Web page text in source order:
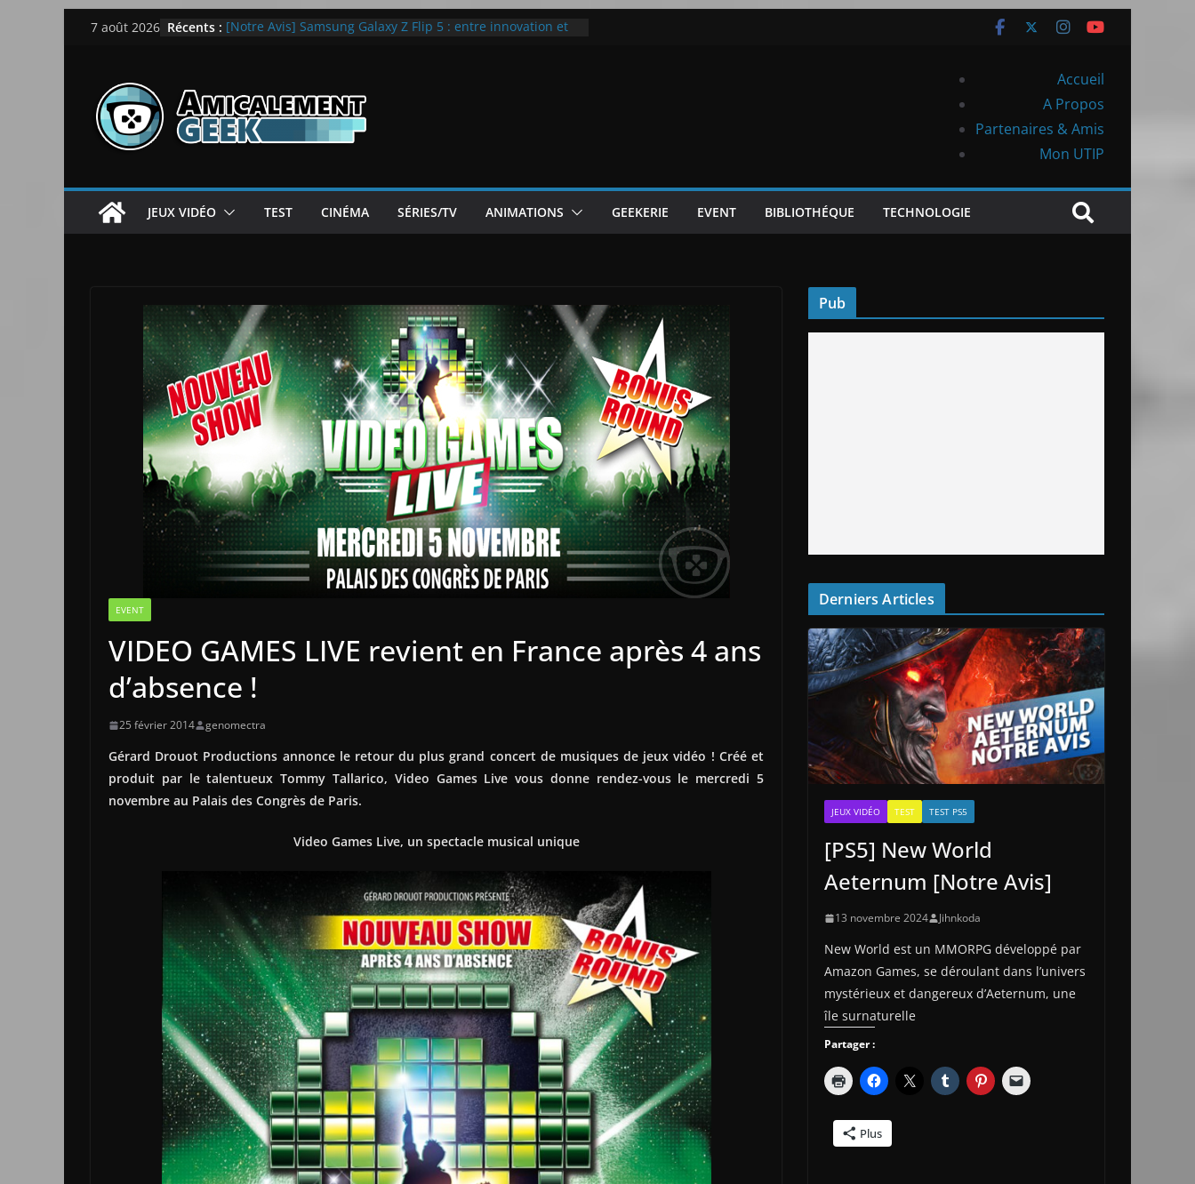
Passer7 août 2026 Récents : [Notre Avis] Samsung Galaxy Z Flip 5 : entre innovation et
[Notre Avis] Spy x Family: Code White
LEGO dévoile la LEGO Technic McLaren P1
Accueil
A Propos
Partenaires & Amis
Mon UTIP
JEUX VIDÉO TEST CINÉMA SÉRIES/TV ANIMATIONS GEEKERIE EVENT BIBLIOTHÉQUE TECHNOLOGIE
EVENT
VIDEO GAMES LIVE revient en France après 4 ans
d’absence !
25 février 2014 genomectra
Gérard Drouot Productions annonce le retour du plus grand concert de musiques de jeux vidéo ! Créé et
produit par le talentueux Tommy Tallarico, Video Games Live vous donne rendez-vous le mercredi 5
novembre au Palais des Congrès de Paris.
Video Games Live, un spectacle musical unique
Pub
Derniers Articles
JEUX VIDÉO TEST TEST PS5
[PS5] New World
Aeternum [Notre Avis]
13 novembre 2024 Jihnkoda
New World est un MMORPG développé par
Amazon Games, se déroulant dans l’univers
mystérieux et dangereux d’Aeternum, une
île surnaturelle
Partager :
Plus